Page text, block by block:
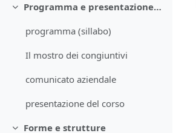
Minimizza
Programma e presentazione del corso
programma (sillabo)
Il mostro dei congiuntivi
comunicato aziendale
presentazione del corso
Forme e strutture